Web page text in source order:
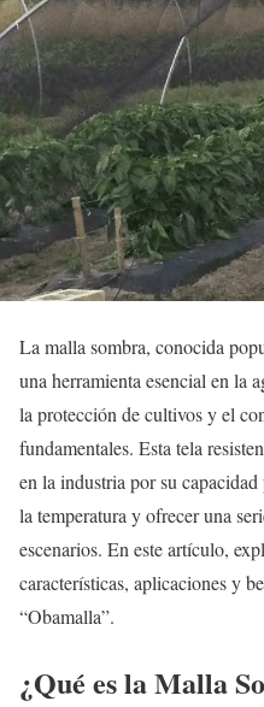
La malla sombra, conocida
una herramienta esencial en la
la protección de cultivos y el
fundamentales. Esta tela
en la industria por su
la temperatura y ofrecer una
escenarios. En este artículo,
características, aplicaciones y
“Obamalla”.
¿Qué es la Malla